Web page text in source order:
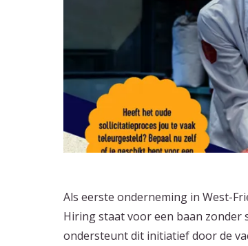
Als eerste onderneming in West-
Hiring staat voor een baan zonder
ondersteunt dit initiatief door de